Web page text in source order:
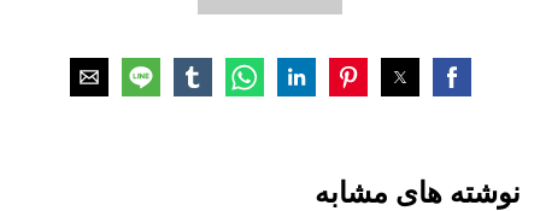
نوشته های مشابه